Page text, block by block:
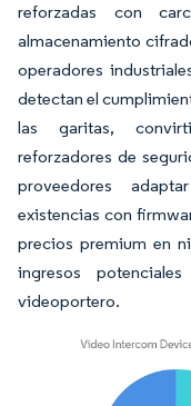
reforzadas con
almacenamiento
operadores
detectan el
las garitas,
reforzadores de
proveedores
existencias con
precios premium en
ingresos
videoportero.